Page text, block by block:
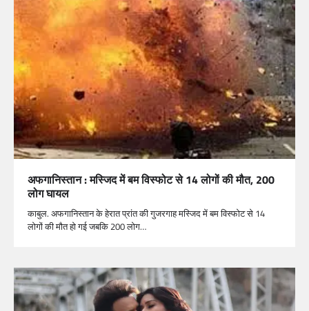
अफगानिस्तान : मस्जिद में बम विस्फोट से 14 लोगों की मौत, 200
लोग घायल
काबुल. अफगानिस्तान के हेरात प्रांत की गुजरगाह मस्जिद में बम विस्फोट से 14
लोगों की मौत हो गई जबकि 200 लोग…